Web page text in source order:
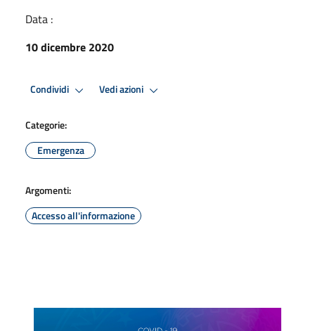
Data :
10 dicembre 2020
Condividi Vedi azioni
Categorie:
Emergenza
Argomenti:
Accesso all'informazione